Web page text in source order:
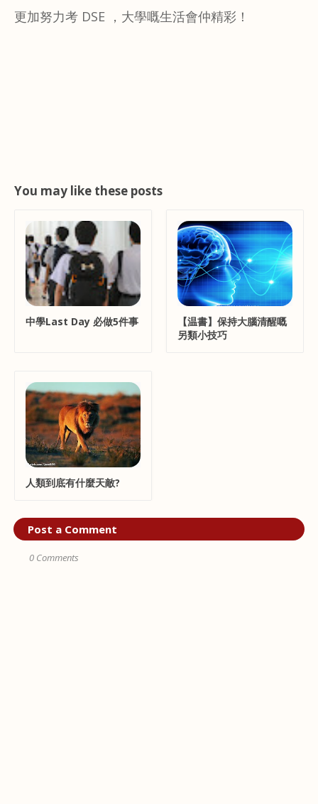
更加努力考 DSE ，大學嘅生活會仲精彩！
You may like these posts
中學Last Day 必做5件事
【温書】保持大腦清醒嘅
另類小技巧
人類到底有什麼天敵?
Post a Comment
0 Comments